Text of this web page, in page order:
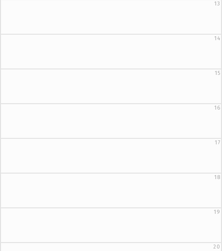
13
14
15
16
17
18
19
20